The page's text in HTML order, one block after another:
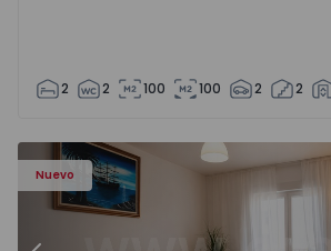
2 2 100 100 2 2
Nuevo
Apartamento T2 Olhão - 1572522 - 15